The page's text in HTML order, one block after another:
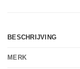
BESCHRIJVING
MERK